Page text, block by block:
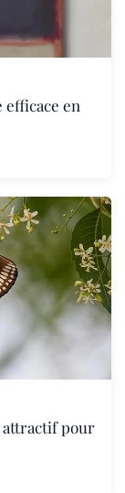
en
attractif pour